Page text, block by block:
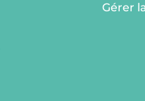
Gérer